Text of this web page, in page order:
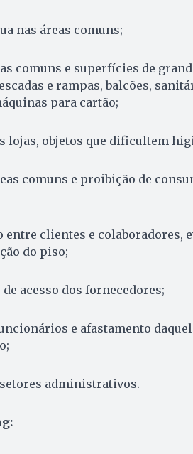
nas áreas comuns;
comuns e superfícies de
e rampas, balcões,
para cartão;
lojas, objetos que dificultem
comuns e proibição de
entre clientes e colaboradores,
do piso;
acesso dos fornecedores;
e afastamento
administrativos.